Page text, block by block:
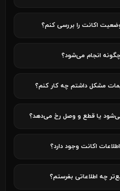
اکانت را بررسی کنم؟
انجام می‌شود؟
مشکل داشتم چه کار کنم؟
می‌شود یا قطع و وصل رخ می‌دهد؟
اکانت وجود دارد؟
چه اطلاعاتی بفرستم؟